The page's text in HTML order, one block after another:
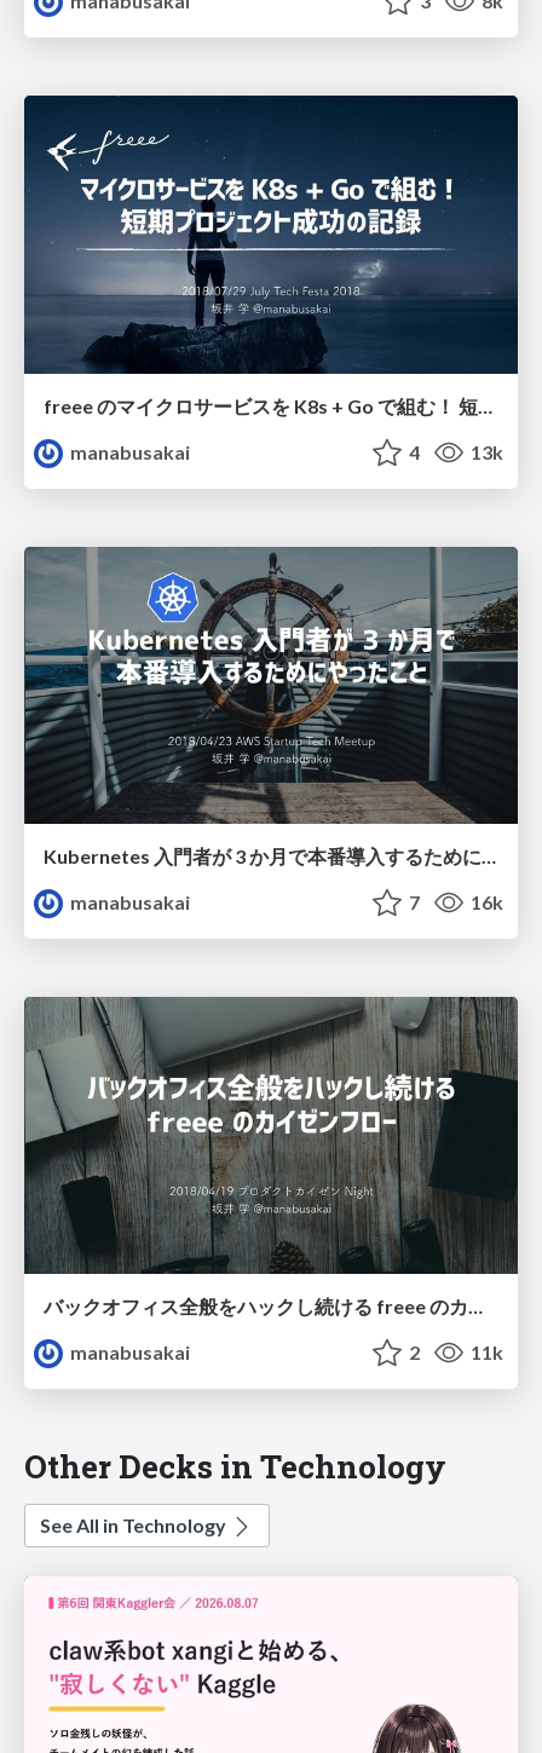
manabusakai
4 13k
Kubernetes 入門者が 3 か月で本番導入するためにやったこと / kubernetes-beginner
manabusakai
7 16k
バックオフィス全般をハックし続ける freee のカイゼンフロー / freee-kaizen-flow
manabusakai
2 11k
Other Decks in Technology
See All in Technology